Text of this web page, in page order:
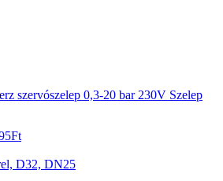
szervószelep 0,3-20 bar 230V Szelep